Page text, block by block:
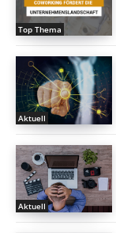
Top Thema
Aktuell
Aktuell